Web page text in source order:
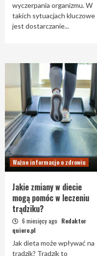
wyczerpania organizmu. W
takich sytuacjach kluczowe
jest dostarczanie...
Ważne informacje o zdrowiu
Jakie zmiany w diecie
mogą pomóc w leczeniu
trądziku?
6 miesięcy ago Redaktor
quiero.pl
Jak dieta może wpływać na
trądzik? Trądzik to